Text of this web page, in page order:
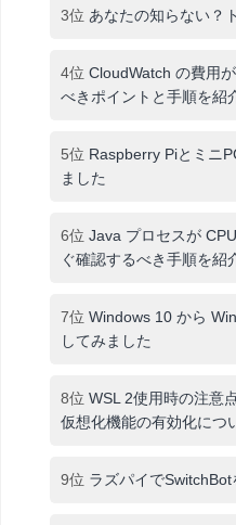
3位 あなたの知らない？
4位 CloudWatch の費用
べきポイントと手順を紹
5位 Raspberry Piとミニ
ました
6位 Java プロセスが
ぐ確認するべき手順を紹
7位 Windows 10 から
してみました
8位 WSL 2使用時の注意
仮想化機能の有効化につ
9位 ラズパイでSwitchBot